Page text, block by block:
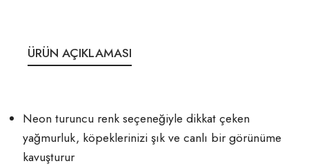
ÜRÜN AÇIKLAMASI
Neon turuncu renk seçeneğiyle dikkat çeken
yağmurluk, köpeklerinizi şık ve canlı bir görünüme
kavuşturur